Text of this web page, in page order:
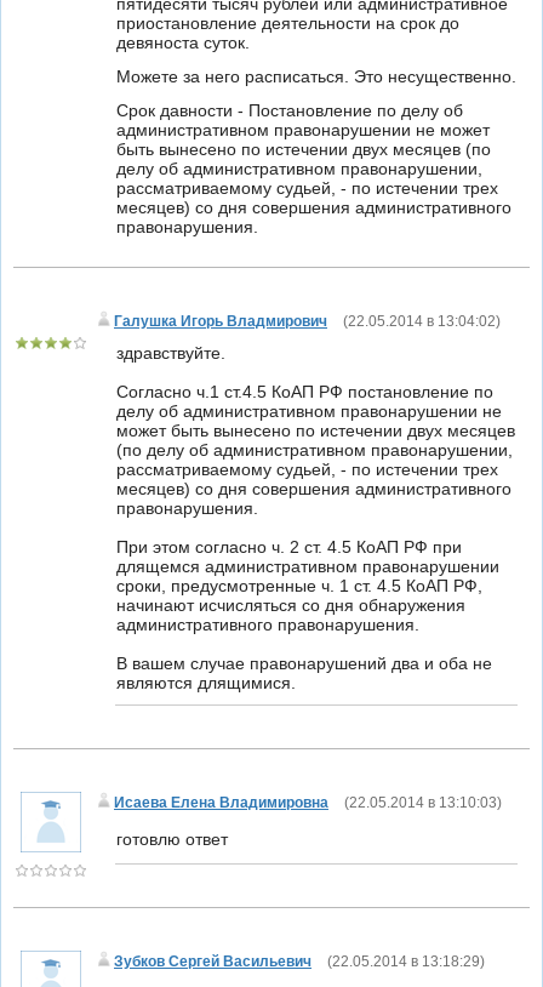
приостановление деятельности на срок до
девяноста суток.
Можете за него расписаться. Это несущественно.
Срок давности - Постановление по делу об
административном правонарушении не может
быть вынесено по истечении двух месяцев (по
делу об административном правонарушении,
рассматриваемому судьей, - по истечении трех
месяцев) со дня совершения административного
правонарушения.
Галушка Игорь Владмирович (22.05.2014 в 13:04:02)
здравствуйте.
Согласно ч.1 ст.4.5 КоАП РФ постановление по
делу об административном правонарушении не
может быть вынесено по истечении двух месяцев
(по делу об административном правонарушении,
рассматриваемому судьей, - по истечении трех
месяцев) со дня совершения административного
правонарушения.
При этом согласно ч. 2 ст. 4.5 КоАП РФ при
длящемся административном правонарушении
сроки, предусмотренные ч. 1 ст. 4.5 КоАП РФ,
начинают исчисляться со дня обнаружения
административного правонарушения.
В вашем случае правонарушений два и оба не
являются длящимися.
Исаева Елена Владимировна (22.05.2014 в 13:10:03)
готовлю ответ
Зубков Сергей Васильевич (22.05.2014 в 13:18:29)